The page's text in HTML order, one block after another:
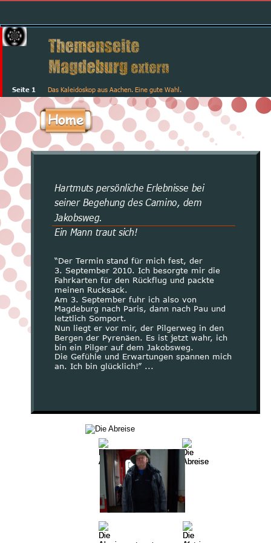
Das Kaleidoskop aus Aachen. Eine gute Wahl.
Seite 1
Home
Hartmuts persönliche Erlebnisse bei
seiner Begehung des Camino, dem
Jakobsweg.
Ein Mann traut sich!
“Der Termin stand für mich fest, der
3. September 2010. Ich besorgte mir die
Fahrkarten für den Rückflug und packte
meinen Rucksack.
Am 3. September fuhr ich also von
Magdeburg nach Paris, dann nach Pau und
letztlich Somport.
Nun liegt er vor mir, der Pilgerweg in den
Bergen der Pyrenäen. Es ist jetzt wahr, ich
bin ein Pilger auf dem Jakobsweg.
Die Gefühle und Erwartungen spannen mich
an. Ich bin glücklich!” ...